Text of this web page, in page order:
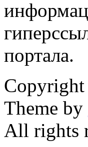
портала.
Theme by
All rights